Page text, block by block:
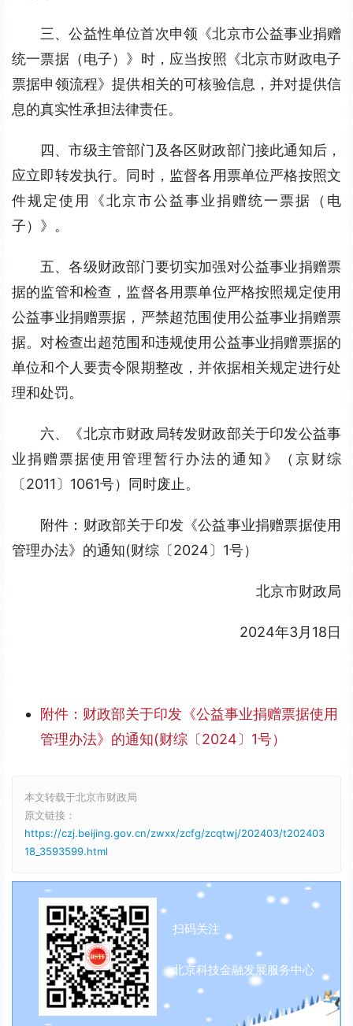
三、公益性单位首次申领《北京市公益事业捐赠
统一票据（电子）》时，应当按照《北京市财政电子
票据申领流程》提供相关的可核验信息，并对提供信
息的真实性承担法律责任。
四、市级主管部门及各区财政部门接此通知后，
应立即转发执行。同时，监督各用票单位严格按照文
件规定使用《北京市公益事业捐赠统一票据（电
子）》。
五、各级财政部门要切实加强对公益事业捐赠票
据的监管和检查，监督各用票单位严格按照规定使用
公益事业捐赠票据，严禁超范围使用公益事业捐赠票
据。对检查出超范围和违规使用公益事业捐赠票据的
单位和个人要责令限期整改，并依据相关规定进行处
理和处罚。
六、《北京市财政局转发财政部关于印发公益事
业捐赠票据使用管理暂行办法的通知》（京财综
〔2011〕1061号）同时废止。
附件：财政部关于印发《公益事业捐赠票据使用
管理办法》的通知(财综〔2024〕1号）
北京市财政局
2024年3月18日
附件：财政部关于印发《公益事业捐赠票据使用
管理办法》的通知(财综〔2024〕1号）
本文转载于北京市财政局
原文链接：
https://czj.beijing.gov.cn/zwxx/zcfg/zcqtwj/202403/t202403
18_3593599.html
扫码关注
北京科技金融发展服务中心